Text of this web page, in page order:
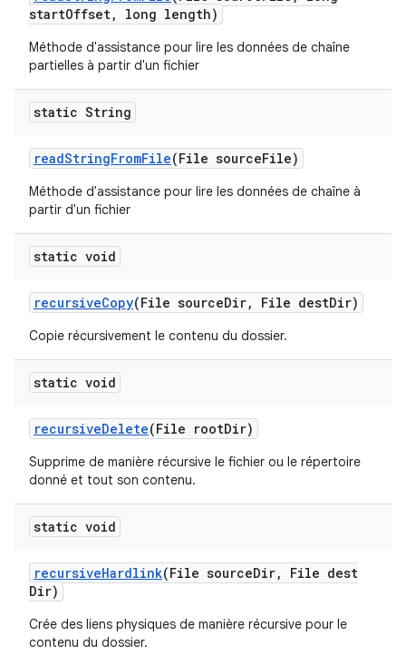
startOffset, long length)
Méthode d'assistance pour lire les données de chaîne
partielles à partir d'un fichier
static String
readStringFromFile(File sourceFile)
Méthode d'assistance pour lire les données de chaîne à
partir d'un fichier
static void
recursiveCopy(File sourceDir, File destDir)
Copie récursivement le contenu du dossier.
static void
recursiveDelete(File rootDir)
Supprime de manière récursive le fichier ou le répertoire
donné et tout son contenu.
static void
recursiveHardlink(File sourceDir,
File dest
Dir)
Crée des liens physiques de manière récursive pour le
contenu du dossier.